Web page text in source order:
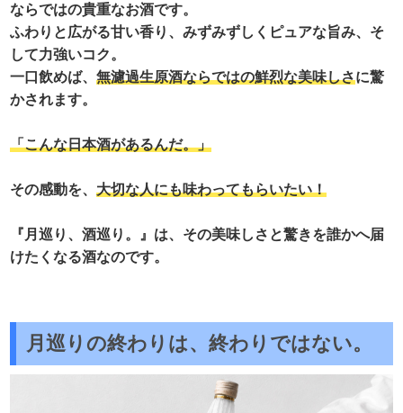
ならではの貴重なお酒です。
ふわりと広がる甘い香り、みずみずしくピュアな旨み、そ
して力強いコク。
一口飲めば、無濾過生原酒ならではの鮮烈な美味しさに驚
かされます。
「こんな日本酒があるんだ。」
その感動を、大切な人にも味わってもらいたい！
『月巡り、酒巡り。』は、その美味しさと驚きを誰かへ届
けたくなる酒なのです。
月巡りの終わりは、終わりではない。